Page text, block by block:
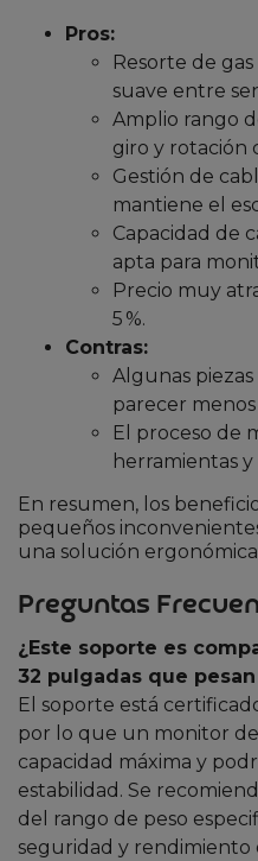
Pros:
Resorte de
suave entre
Amplio rango
giro y rotación
Gestión de
mantiene el
Capacidad de
apta para
Precio muy
5 %.
Contras:
Algunas
parecer
El proceso de
herramientas
En resumen, los
pequeños
una solución
Preguntas
¿Este soporte es
32 pulgadas que pesan
El soporte está
por lo que un monitor
capacidad máxima y
estabilidad. Se
del rango de peso
seguridad y rendimiento